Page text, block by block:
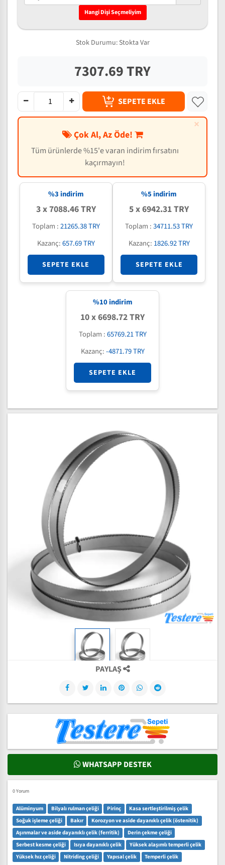
Hangi Dişi Seçmeliyim
Stok Durumu: Stokta Var
7307.69 TRY
SEPETE EKLE
×
Çok Al, Az Öde!
Tüm ürünlerde %15'e varan indirim fırsatını
kaçırmayın!
%3 indirim
3 x 7088.46 TRY
Toplam :21265.38 TRY
Kazanç:657.69 TRY
SEPETE EKLE
%5 indirim
5 x 6942.31 TRY
Toplam :34711.53 TRY
Kazanç: 1826.92 TRY
SEPETE EKLE
%10indirim
10 x 6698.72 TRY
Toplam :65769.21 TRY
Kazanç:-4871.79 TRY
SEPETE EKLE
PAYLAŞ
WHATSAPP DESTEK
0 Yorum
Alüminyum Bilyalı rulman çeliği Pirinç
Kasa sertleştirilmiş çelik
Soğuk işleme çeliği
Bakır
Korozyon ve aside dayanıklı çelik (östenitik)
Aşınmalar ve aside dayanıklı çelik (ferritik)
Derin çekme çeliği
Serbest kesme çeliği
Isıya dayanıklı çelik
Yüksek alaşımlı temperli çelik
Yüksek hız çeliği
Nitriding çeliği Yapısal çelik Temperli çelik